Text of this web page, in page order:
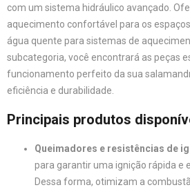
com um sistema hidráulico avançado.
aquecimento confortável para os
água quente para sistemas de
subcategoria, você encontrará as peças
funcionamento perfeito da sua
eficiência e durabilidade.
Principais produtos
Queimadores e resistências de
para garantir uma ignição rápida e
Dessa forma, otimizam a